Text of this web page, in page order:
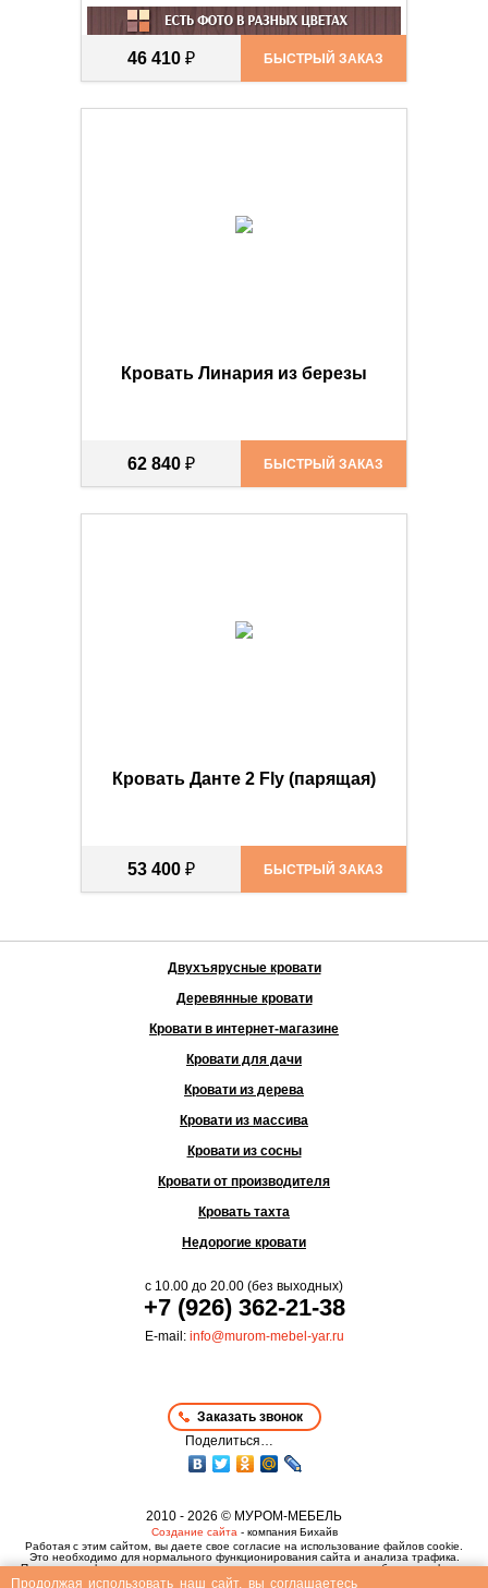
46 410 ₽ БЫСТРЫЙ ЗАКАЗ
Кровать Линария из березы
62 840 ₽ БЫСТРЫЙ ЗАКАЗ
Кровать Данте 2 Fly (парящая)
53 400 ₽ БЫСТРЫЙ ЗАКАЗ
Двухъярусные кровати
Деревянные кровати
Кровати в интернет-магазине
Кровати для дачи
Кровати из дерева
Кровати из массива
Кровати из сосны
Кровати от производителя
Кровать тахта
Недорогие кровати
с 10.00 до 20.00 (без выходных)
+7 (926) 362-21-38
E-mail: info@murom-mebel-yar.ru
Заказать звонок
Поделиться…
2010 - 2026 © МУРОМ-МЕБЕЛЬ
Создание сайта - компания Бихайв
Работая с этим сайтом, вы даете свое согласие на использование файлов cookie.
Это необходимо для нормального функционирования сайта и анализа трафика.
Политика конфиденциальности,пользовательское соглашениеипубличная оферта
Продолжая использовать наш сайт, вы соглашаетесь